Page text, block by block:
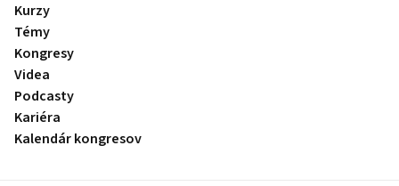
Kurzy
Témy
Kongresy
Videa
Podcasty
Kariéra
Kalendár kongresov